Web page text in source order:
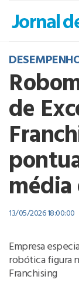
de
13/05/2026 18:00:00
Empresa
robótica figura
Franchising